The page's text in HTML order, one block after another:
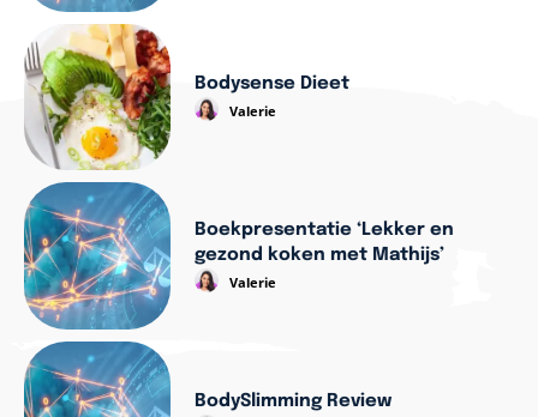
Bodysense Dieet
Valerie
Boekpresentatie ‘Lekker en
gezond koken met Mathijs’
Valerie
BodySlimming Review